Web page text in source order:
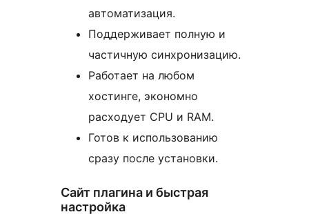
автоматизация.
Поддерживает полную и
частичную синхронизацию.
Работает на любом
хостинге, экономно
расходует CPU и RAM.
Готов к использованию
сразу после установки.
Сайт плагина и быстрая
настройка